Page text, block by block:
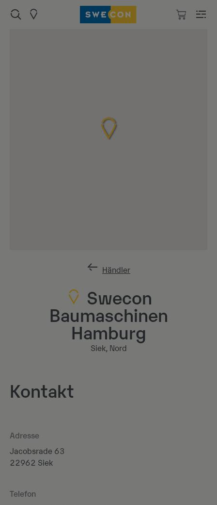
Händler
Swecon
Baumaschinen
Hamburg
Siek, Nord
Kontakt
Adresse
Jacobsrade 63
22962 Siek
Telefon